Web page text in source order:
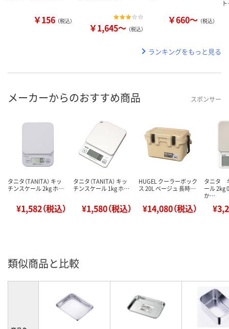
￥156 （税込）
￥1,645～ （税込）
￥660～ （税込）
ランキングをもっと見る
メーカーからのおすすめ商品 スポンサー
タニタ（TANITA） キッ
チンスケール 2kg ホ…
¥1,582（税込）
タニタ（TANITA） キッ
チンスケール 1kg ホ…
¥1,580（税込）
HUGEL クーラーボック
ス 20L ベージュ 長時…
¥14,080（税込）
タニタ
ール 2kg
か…
類似商品と比較